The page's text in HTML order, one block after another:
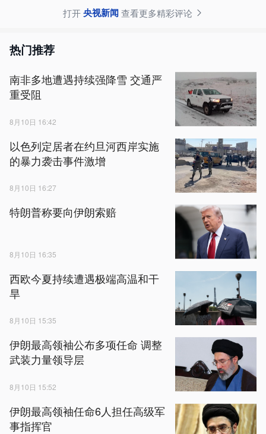
打开央视新闻查看更多精彩评论
热门推荐
南非多地遭遇持续强降雪 交通严
重受阻
8月10日 16:42
以色列定居者在约旦河西岸实施
的暴力袭击事件激增
8月10日 16:27
特朗普称要向伊朗索赔
8月10日 16:35
西欧今夏持续遭遇极端高温和干
旱
8月10日 15:35
伊朗最高领袖公布多项任命 调整
武装力量领导层
8月10日 15:52
伊朗最高领袖任命6人担任高级军
事指挥官